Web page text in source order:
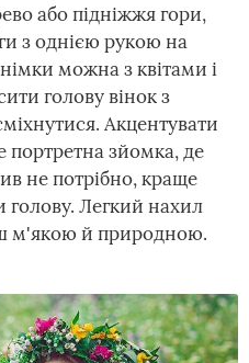
або підніжжя гори,
з однією рукою на
можна з квітами і
голову вінок з
Акцентувати
портретна зйомка, де
не потрібно, краще
голову. Легкий нахил
м'якою й природною.